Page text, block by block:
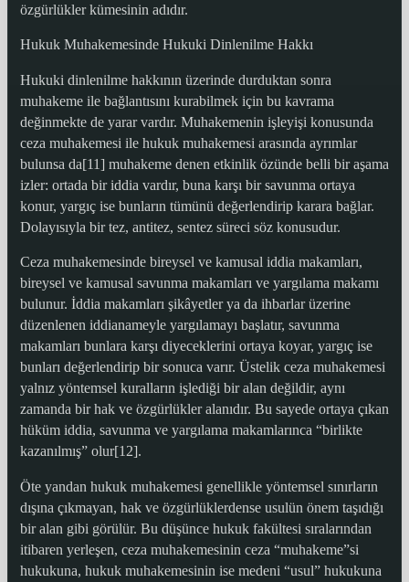
özgürlükler kümesinin adıdır.
Hukuk Muhakemesinde Hukuki Dinlenilme Hakkı
Hukuki dinlenilme hakkının üzerinde durduktan sonra
muhakeme ile bağlantısını kurabilmek için bu kavrama
değinmekte de yarar vardır. Muhakemenin işleyişi konusunda
ceza muhakemesi ile hukuk muhakemesi arasında ayrımlar
bulunsa da[11] muhakeme denen etkinlik özünde belli bir aşama
izler: ortada bir iddia vardır, buna karşı bir savunma ortaya
konur, yargıç ise bunların tümünü değerlendirip karara bağlar.
Dolayısıyla bir tez, antitez, sentez süreci söz konusudur.
Ceza muhakemesinde bireysel ve kamusal iddia makamları,
bireysel ve kamusal savunma makamları ve yargılama makamı
bulunur. İddia makamları şikâyetler ya da ihbarlar üzerine
düzenlenen iddianameyle yargılamayı başlatır, savunma
makamları bunlara karşı diyeceklerini ortaya koyar, yargıç ise
bunları değerlendirip bir sonuca varır. Üstelik ceza muhakemesi
yalnız yöntemsel kuralların işlediği bir alan değildir, aynı
zamanda bir hak ve özgürlükler alanıdır. Bu sayede ortaya çıkan
hüküm iddia, savunma ve yargılama makamlarınca “birlikte
kazanılmış” olur[12].
Öte yandan hukuk muhakemesi genellikle yöntemsel sınırların
dışına çıkmayan, hak ve özgürlüklerdense usulün önem taşıdığı
bir alan gibi görülür. Bu düşünce hukuk fakültesi sıralarından
itibaren yerleşen, ceza muhakemesinin ceza “muhakeme”si
hukukuna, hukuk muhakemesinin ise medeni “usul” hukukuna